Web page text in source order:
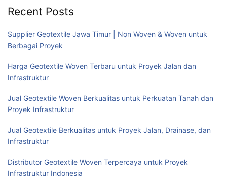
Recent Posts
Supplier Geotextile Jawa Timur | Non Woven & Woven untuk
Berbagai Proyek
Harga Geotextile Woven Terbaru untuk Proyek Jalan dan
Infrastruktur
Jual Geotextile Woven Berkualitas untuk Perkuatan Tanah dan
Proyek Infrastruktur
Jual Geotextile Berkualitas untuk Proyek Jalan, Drainase, dan
Infrastruktur
Distributor Geotextile Woven Terpercaya untuk Proyek
Infrastruktur Indonesia